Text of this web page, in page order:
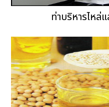
ท่าบริหารไหล่